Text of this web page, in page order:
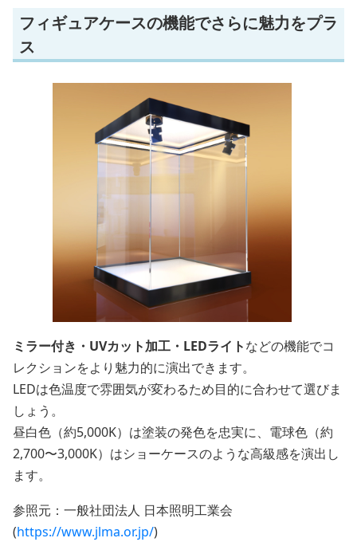
フィギュアケースの機能でさらに魅力をプラ
ス
ミラー付き・UVカット加工・LEDライトなどの機能でコ
レクションをより魅力的に演出できます。
LEDは色温度で雰囲気が変わるため目的に合わせて選びま
しょう。
昼白色（約5,000K）は塗装の発色を忠実に、電球色（約
2,700〜3,000K）はショーケースのような高級感を演出し
ます。
参照元：一般社団法人 日本照明工業会
(https://www.jlma.or.jp/)